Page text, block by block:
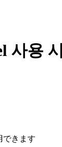
사용
できます